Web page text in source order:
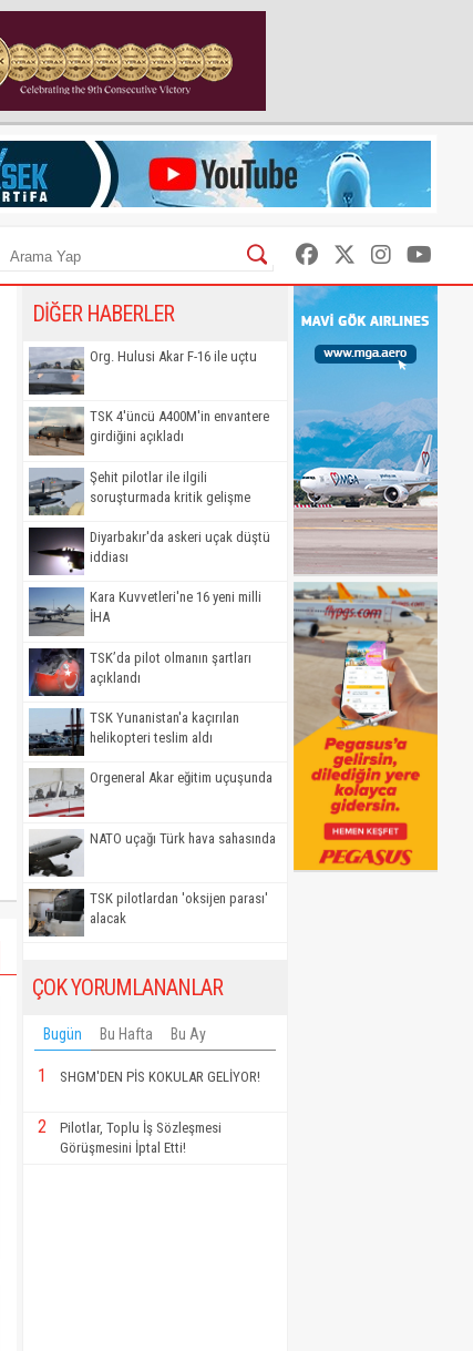
DİĞER HABERLER
Org. Hulusi Akar F-16 ile uçtu
TSK 4'üncü A400M'in envantere
girdiğini açıkladı
Şehit pilotlar ile ilgili
soruşturmada kritik gelişme
Diyarbakır'da askeri uçak düştü
iddiası
Kara Kuvvetleri'ne 16 yeni milli
İHA
TSK’da pilot olmanın şartları
açıklandı
TSK Yunanistan'a kaçırılan
helikopteri teslim aldı
Orgeneral Akar eğitim uçuşunda
NATO uçağı Türk hava sahasında
TSK pilotlardan 'oksijen parası'
alacak
ÇOK YORUMLANANLAR
Bugün Bu Hafta Bu Ay
1 SHGM'DEN PİS KOKULAR GELİYOR!
2
Pilotlar, Toplu İş Sözleşmesi
Görüşmesini İptal Etti!